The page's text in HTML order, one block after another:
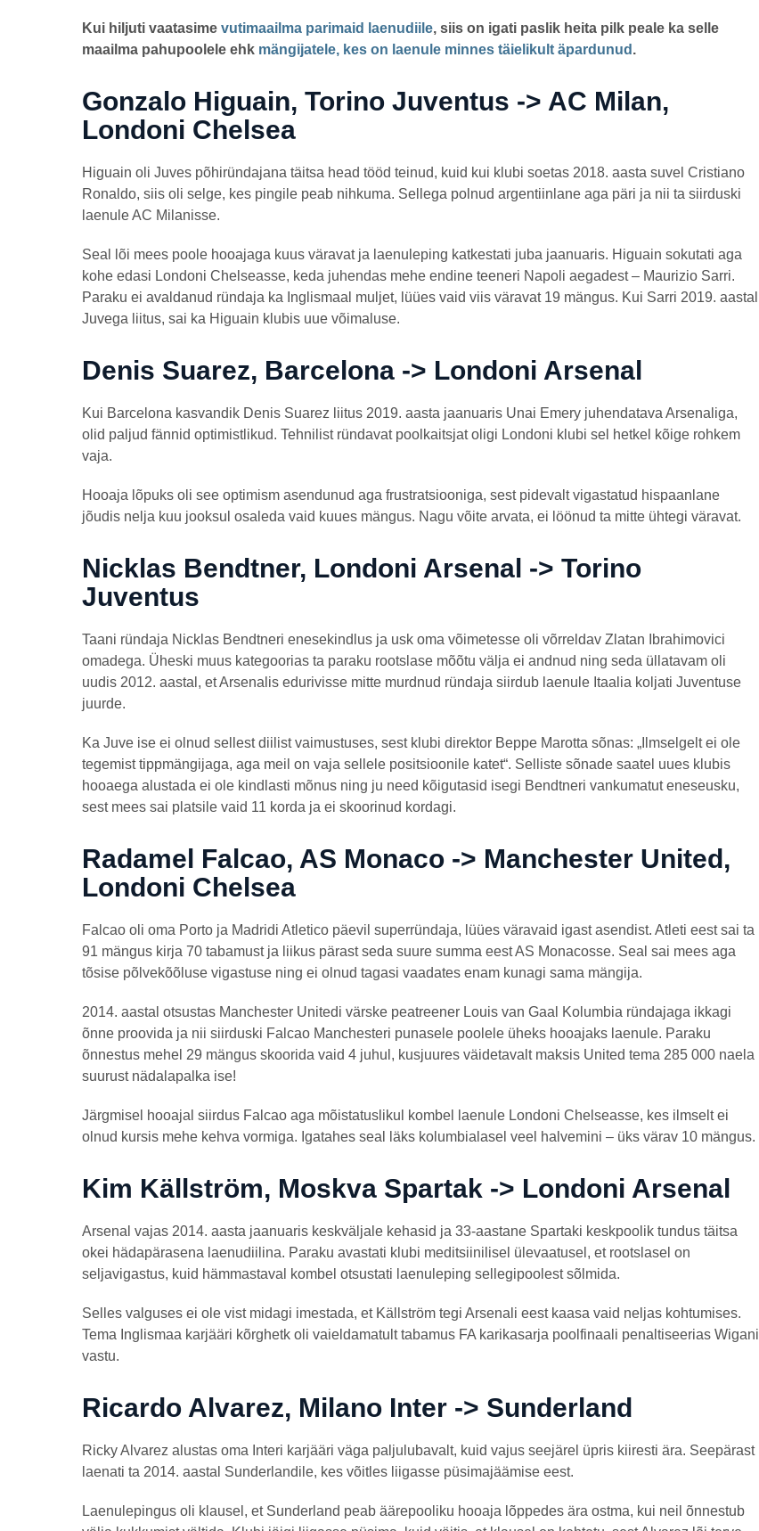
by
JakobL
s
a
o
Kui hiljuti vaatasime vutimaailma parimaid laenudiile, siis on igati paslik heita pilk peale ka selle
maailma pahupoolele ehk mängijatele, kes on laenule minnes täielikult äpardunud .
Gonzalo Higuain, Torino Juventus -> AC Milan,
Londoni Chelsea
Higuain oli Juves põhiründajana täitsa head tööd teinud, kuid kui klubi soetas 2018. aasta suvel Cristiano
Ronaldo, siis oli selge, kes pingile peab nihkuma. Sellega polnud argentiinlane aga päri ja nii ta siirduski
laenule AC Milanisse.
Seal lõi mees poole hooajaga kuus väravat ja laenuleping katkestati juba jaanuaris. Higuain sokutati aga
kohe edasi Londoni Chelseasse, keda juhendas mehe endine teeneri Napoli aegadest – Maurizio Sarri.
Paraku ei avaldanud ründaja ka Inglismaal muljet, lüües vaid viis väravat 19 mängus. Kui Sarri 2019. aastal
Juvega liitus, sai ka Higuain klubis uue võimaluse.
Denis Suarez, Barcelona -> Londoni Arsenal
Kui Barcelona kasvandik Denis Suarez liitus 2019. aasta jaanuaris Unai Emery juhendatava Arsenaliga,
olid paljud fännid optimistlikud. Tehnilist ründavat poolkaitsjat oligi Londoni klubi sel hetkel kõige rohkem
vaja.
Hooaja lõpuks oli see optimism asendunud aga frustratsiooniga, sest pidevalt vigastatud hispaanlane
jõudis nelja kuu jooksul osaleda vaid kuues mängus. Nagu võite arvata, ei löönud ta mitte ühtegi väravat.
Nicklas Bendtner, Londoni Arsenal -> Torino
Juventus
Taani ründaja Nicklas Bendtneri enesekindlus ja usk oma võimetesse oli võrreldav Zlatan Ibrahimovici
omadega. Üheski muus kategoorias ta paraku rootslase mõõtu välja ei andnud ning seda üllatavam oli
uudis 2012. aastal, et Arsenalis edurivisse mitte murdnud ründaja siirdub laenule Itaalia koljati Juventuse
juurde.
Ka Juve ise ei olnud sellest diilist vaimustuses, sest klubi direktor Beppe Marotta sõnas: „Ilmselgelt ei ole
tegemist tippmängijaga, aga meil on vaja sellele positsioonile katet“. Selliste sõnade saatel uues klubis
hooaega alustada ei ole kindlasti mõnus ning ju need kõigutasid isegi Bendtneri vankumatut eneseusku,
sest mees sai platsile vaid 11 korda ja ei skoorinud kordagi.
Radamel Falcao, AS Monaco -> Manchester United,
Londoni Chelsea
Falcao oli oma Porto ja Madridi Atletico päevil superründaja, lüües väravaid igast asendist. Atleti eest sai ta
91 mängus kirja 70 tabamust ja liikus pärast seda suure summa eest AS Monacosse. Seal sai mees aga
tõsise põlvekõõluse vigastuse ning ei olnud tagasi vaadates enam kunagi sama mängija.
2014. aastal otsustas Manchester Unitedi värske peatreener Louis van Gaal Kolumbia ründajaga ikkagi
õnne proovida ja nii siirduski Falcao Manchesteri punasele poolele üheks hooajaks laenule. Paraku
õnnestus mehel 29 mängus skoorida vaid 4 juhul, kusjuures väidetavalt maksis United tema 285 000 naela
suurust nädalapalka ise!
Järgmisel hooajal siirdus Falcao aga mõistatuslikul kombel laenule Londoni Chelseasse, kes ilmselt ei
olnud kursis mehe kehva vormiga. Igatahes seal läks kolumbialasel veel halvemini – üks värav 10 mängus.
Kim Källström, Moskva Spartak -> Londoni Arsenal
Arsenal vajas 2014. aasta jaanuaris keskväljale kehasid ja 33-aastane Spartaki keskpoolik tundus täitsa
okei hädapärasena laenudiilina. Paraku avastati klubi meditsiinilisel ülevaatusel, et rootslasel on
seljavigastus, kuid hämmastaval kombel otsustati laenuleping sellegipoolest sõlmida.
Selles valguses ei ole vist midagi imestada, et Källström tegi Arsenali eest kaasa vaid neljas kohtumises.
Tema Inglismaa karjääri kõrghetk oli vaieldamatult tabamus FA karikasarja poolfinaali penaltiseerias Wigani
vastu.
Ricardo Alvarez, Milano Inter -> Sunderland
Ricky Alvarez alustas oma Interi karjääri väga paljulubavalt, kuid vajus seejärel üpris kiiresti ära. Seepärast
laenati ta 2014. aastal Sunderlandile, kes võitles liigasse püsimajäämise eest.
Laenulepingus oli klausel, et Sunderland peab äärepooliku hooaja lõppedes ära ostma, kui neil õnnestub